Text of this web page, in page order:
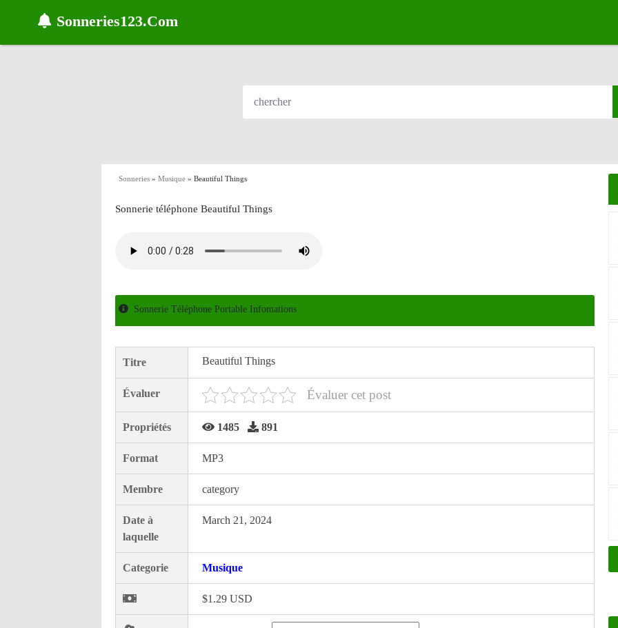
Sonneries123.Com
Sonneries » Musique » Beautiful Things
Sonnerie téléphone Beautiful Things
Sonnerie Téléphone Portable Infomations
Titre Beautiful Things
Évaluer Évaluer cet post
Propriétés 1485 891
Format MP3
Membre category
Date à
laquelle
March 21, 2024
Categorie Musique
$1.29 USD